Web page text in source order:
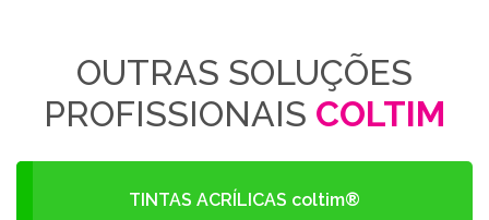
OUTRAS SOLUÇÕES
PROFISSIONAIS COLTIM
TINTAS ACRÍLICAS coltim®